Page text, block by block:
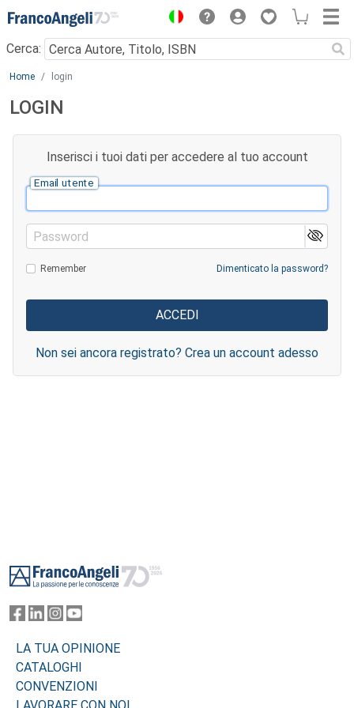
Menu
Cerca:
Main content
Home login
LOGIN
Inserisci i tuoi dati per accedere al tuo account
Email utente
Password
Remember Dimenticato la password?
Non sei ancora registrato? Crea un account adesso
LA TUA OPINIONE
CATALOGHI
CONVENZIONI